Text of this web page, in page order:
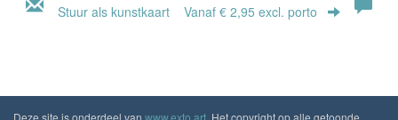
Stuur als kunstkaart Vanaf € 2,95 excl. porto
Deze site is onderdeel van www.exto.art . Het copyright op alle getoonde